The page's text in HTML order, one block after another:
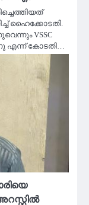
ഹൈക്കോടതി.
VSSC
എന്ന് കോടതി…